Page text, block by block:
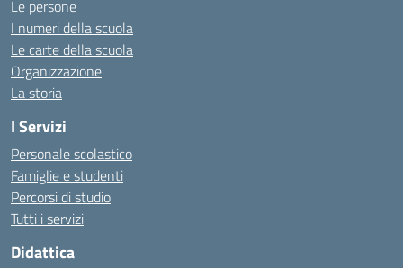
Le persone
I numeri della scuola
Le carte della scuola
Organizzazione
La storia
I Servizi
Personale scolastico
Famiglie e studenti
Percorsi di studio
Tutti i servizi
Didattica